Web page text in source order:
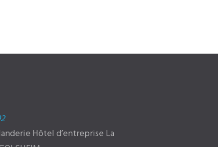
Hôtel d’entreprise La